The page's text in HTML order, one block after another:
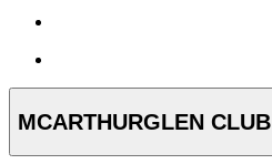
MCARTHURGLEN CLUB